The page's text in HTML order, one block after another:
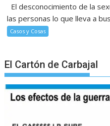
El desconocimiento de la
las personas lo que lleva a
Casos y Cosas
El Cartón de Carbajal